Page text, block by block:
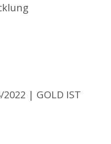
| GOLD IST